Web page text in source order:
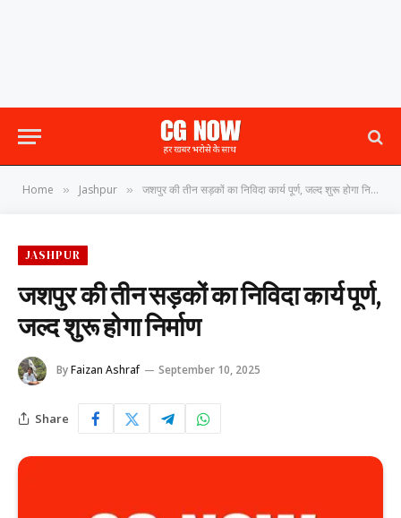
Home » Jashpur » जशपुर की तीन सड़कों का निविदा कार्य पूर्ण, जल्द शुरू होगा निर्माण
JASHPUR
जशपुर की तीन सड़कों का निविदा कार्य पूर्ण,
जल्द शुरू होगा निर्माण
ByFaizan Ashraf September 10, 2025
Share